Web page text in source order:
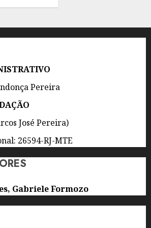
DE 2026
Pereira
José Pereira)
26594-RJ-MTE
Gabriele Formozo